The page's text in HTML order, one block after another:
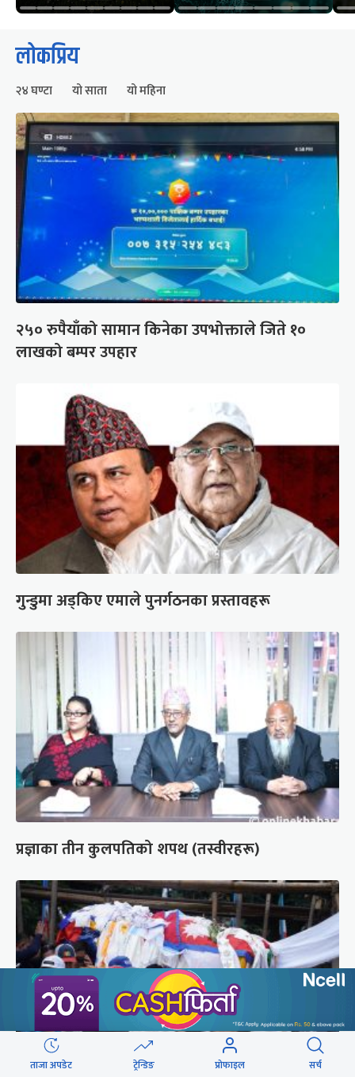
लोकप्रिय
२४ घण्टा यो साता यो महिना
२५० रुपैयाँको सामान किनेका उपभोक्ताले जिते १०
लाखको बम्पर उपहार
गुन्डुमा अड्किए एमाले पुनर्गठनका प्रस्तावहरू
प्रज्ञाका तीन कुलपतिको शपथ (तस्वीरहरू)
ताजा अपडेट ट्रेन्डिङ प्रोफाइल सर्च